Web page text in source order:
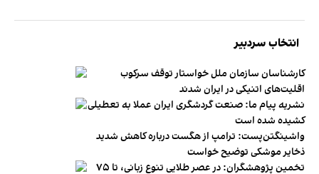
انتخاب سردبیر
کارشناسان سازمان ملل خواستار توقف سرکوب
اقلیت‌های اتنیکی در ایران شدند
نشریه پیام ما: صنعت گردشگری ایران عملا به تعطیلی
کشیده شده است
واشینگتن‌پست: ترامپ از هگست درباره کاهش شدید
ذخایر موشکی توضیح خواست
تخمین پژوهشگران: در عصر طلایی تنوع زبانی، تا ۷۵